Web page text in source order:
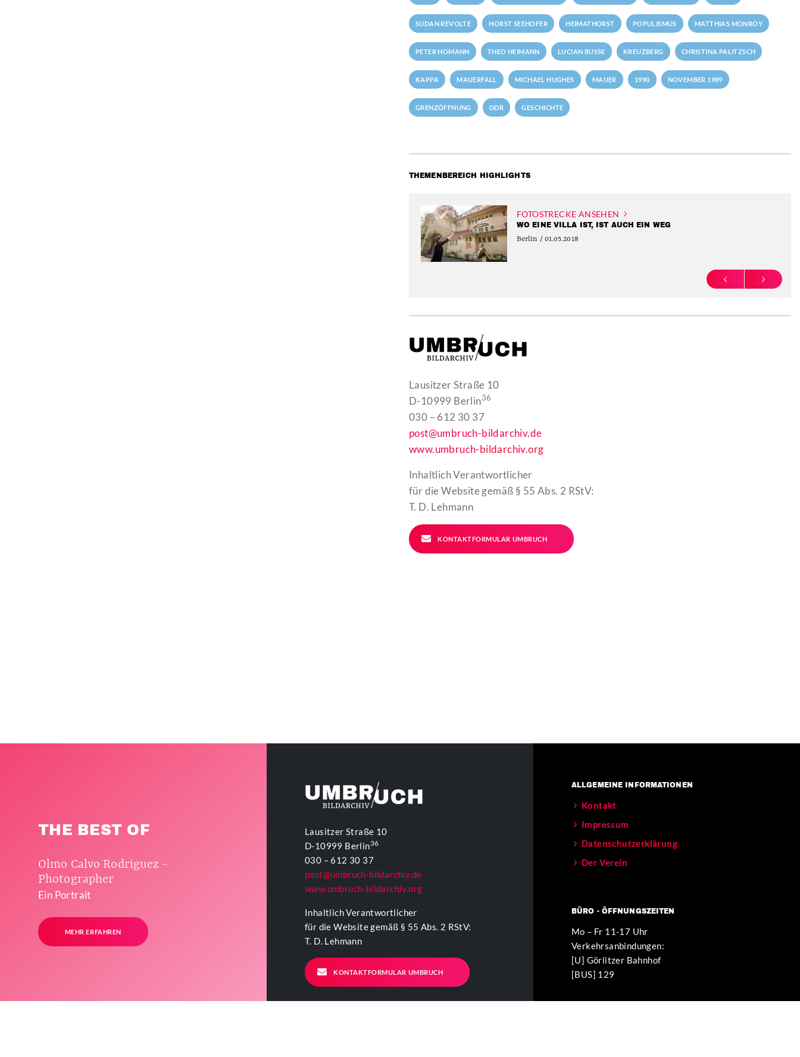
SUDAN REVOLTE HORST SEEHOFER HEIMATHORST POPULISMUS MATTHIAS MONROY
PETER HOMANN THEO HEIMANN LUCIAN BUSSE KREUZBERG CHRISTINA PALITZSCH
KAPPA MAUERFALL MICHAEL HUGHES MAUER 1990 NOVEMBER 1989
GRENZÖFFNUNG DDR GESCHICHTE
THEMENBEREICH HIGHLIGHTS
FOTOSTRECKE ANSEHEN
WO EINE VILLA IST, IST AUCH EIN WEG
Berlin / 01.05.2018
PREVIOUS NEXT
Lausitzer Straße 10
D-10999 Berlin36
030 – 612 30 37
post@umbruch-bildarchiv.de
www.umbruch-bildarchiv.org
Inhaltlich Verantwortlicher
für die Website gemäß § 55 Abs. 2 RStV:
T. D. Lehmann
KONTAKTFORMULAR UMBRUCH
THE BEST OF
Olmo Calvo Rodriguez -
Photographer
Ein Portrait
MEHR ERFAHREN
Lausitzer Straße 10
D-10999 Berlin36
030 – 612 30 37
post@umbruch-bildarchiv.de
www.umbruch-bildarchiv.org
Inhaltlich Verantwortlicher
für die Website gemäß § 55 Abs. 2 RStV:
T. D. Lehmann
KONTAKTFORMULAR UMBRUCH
ALLGEMEINE INFORMATIONEN
Kontakt
Impressum
Datenschutzerklärung
Der Verein
BÜRO - ÖFFNUNGSZEITEN
Mo – Fr 11-17 Uhr
Verkehrsanbindungen:
[U] Görlitzer Bahnhof
[BUS] 129